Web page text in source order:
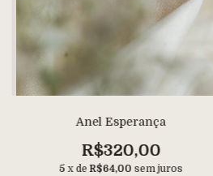
Anel Esperança
R$320,00
5 x deR$64,00 sem juros